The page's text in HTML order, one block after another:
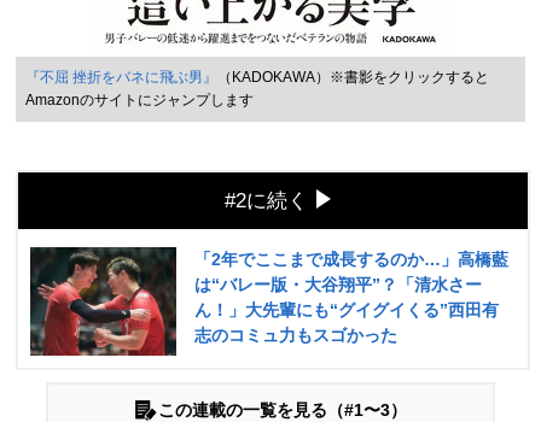
『不屈 挫折をバネに飛ぶ男』
（KADOKAWA）※書影をクリックすると
Amazonのサイトにジャンプします
#2に続く
「2年でここまで成長するのか…」高橋藍
は“バレー版・大谷翔平”？「清水さー
ん！」大先輩にも“グイグイくる”西田有
志のコミュ力もスゴかった
この連載の一覧を見る（#1〜3）